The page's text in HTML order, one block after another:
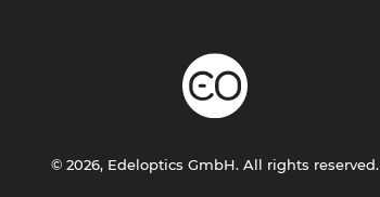
© 2026, Edeloptics GmbH. All rights reserved.